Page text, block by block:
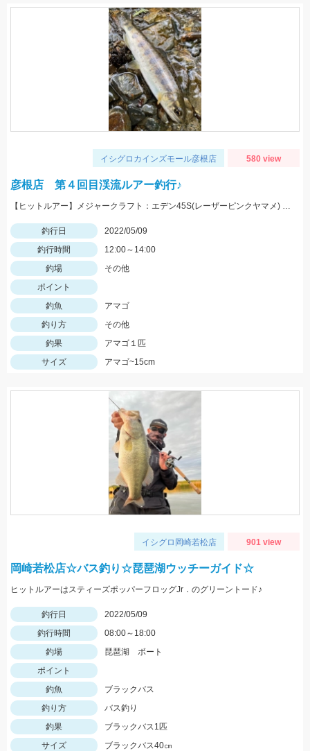
イシグロカインズモール彦根店 580 view
彦根店 第４回目渓流ルアー釣行♪
【ヒットルアー】メジャークラフト：エデン45S(レーザーピンクヤマメ) まだまだ楽しめそうですよ♪
釣行日
2022/05/09
釣行時間
12:00～14:00
釣場
その他
ポイント
釣魚
アマゴ
釣り方
その他
釣果
アマゴ１匹
サイズ
アマゴ~15cm
イシグロ岡崎若松店 901 view
岡崎若松店☆バス釣り☆琵琶湖ウッチーガイド☆
ヒットルアーはスティーズポッパーフロッグJr．のグリーントード♪
釣行日
2022/05/09
釣行時間
08:00～18:00
釣場
琵琶湖 ボート
ポイント
釣魚
ブラックバス
釣り方
バス釣り
釣果
ブラックバス1匹
サイズ
ブラックバス40㎝